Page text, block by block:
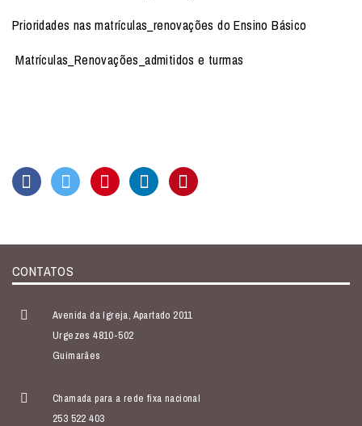
Prioridades nas matrículas_renovações do Ensino Básico
Matrículas_Renovações_admitidos e turmas
CONTATOS
Avenida da Igreja, Apartado 2011
Urgezes 4810-502
Guimarães
Chamada para a rede fixa nacional
253 522 403